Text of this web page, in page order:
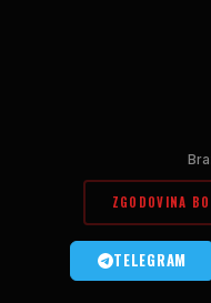
ZGODOVINA
TELEGRAM